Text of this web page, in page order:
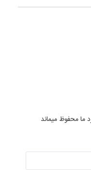
ما محفوظ میماند